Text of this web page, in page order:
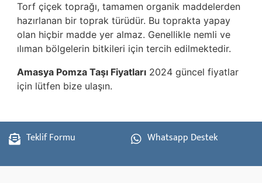
Torf çiçek toprağı, tamamen organik maddelerden
hazırlanan bir toprak türüdür. Bu toprakta yapay
olan hiçbir madde yer almaz. Genellikle nemli ve
ılıman bölgelerin bitkileri için tercih edilmektedir.
Amasya Pomza Taşı Fiyatları 2024 güncel fiyatlar
için lütfen bize ulaşın.
Teklif Formu Whatsapp Destek